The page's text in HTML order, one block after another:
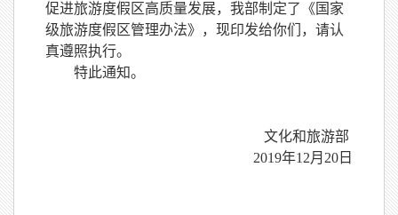
促进旅游度假区高质量发展，我部制定了《国家
级旅游度假区管理办法》，现印发给你们，请认
真遵照执行。
特此通知。
文化和旅游部
2019年12月 20日